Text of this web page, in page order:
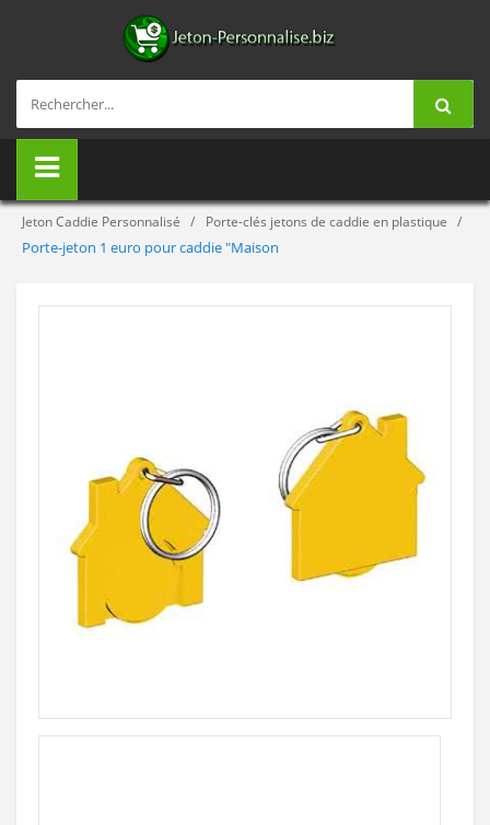
Jeton Caddie Personnalisé Porte-clés jetons de caddie en plastique
Porte-jeton 1 euro pour caddie "Maison